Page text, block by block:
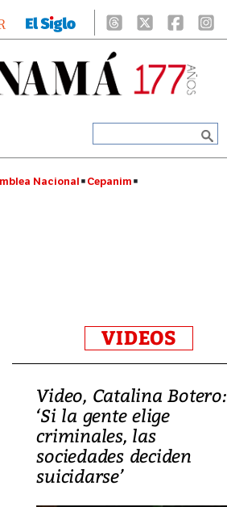
Nacional Cepanim
VIDEOS
Video, Catalina Botero:
‘Si la gente elige
criminales, las
sociedades deciden
suicidarse’